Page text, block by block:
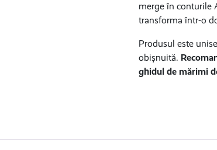
merge în conturile
transforma într-o
Produsul este
obișnuită.
ghidul de mărimi